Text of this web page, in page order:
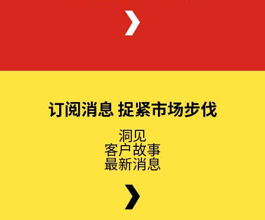
订阅消息 捉紧市场步伐
洞见
客户故事
最新消息